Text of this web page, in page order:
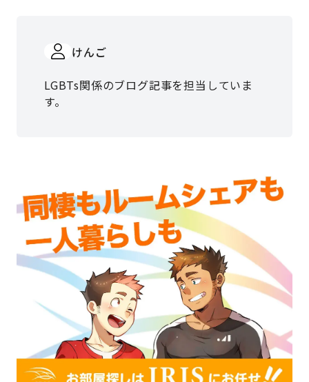
けんご
LGBTs関係のブログ記事を担当していま
す。